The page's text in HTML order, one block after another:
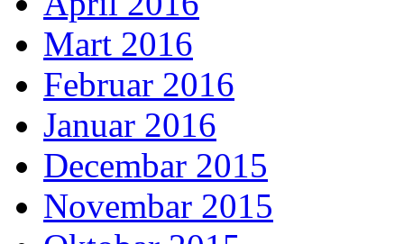
Mart 2016
Februar 2016
Januar 2016
Decembar 2015
Novembar 2015